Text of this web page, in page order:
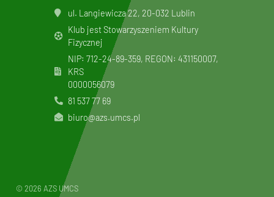
ul. Langiewicza 22, 20-032 Lublin
Klub jest Stowarzyszeniem Kultury
Fizycznej
NIP: 712-24-89-359, REGON: 431150007,
KRS
0000056079
81 537 77 69
biuro@azs.umcs.pl
© 2026 AZS UMCS